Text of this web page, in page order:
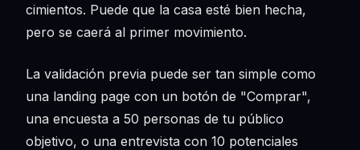
cimientos. Puede que la casa esté bien hecha,
pero se caerá al primer movimiento.
La validación previa puede ser tan simple como
una landing page con un botón de "Comprar",
una encuesta a 50 personas de tu público
objetivo, o una entrevista con 10 potenciales